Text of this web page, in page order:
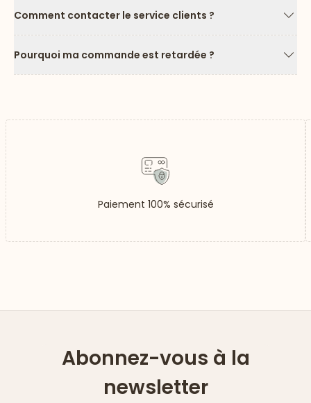
Comment contacter le service clients ?
Pourquoi ma commande est retardée ?
Paiement 100% sécurisé
Abonnez-vous à la
newsletter